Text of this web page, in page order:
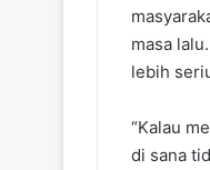
masa
lebih
“Kalau
di sana